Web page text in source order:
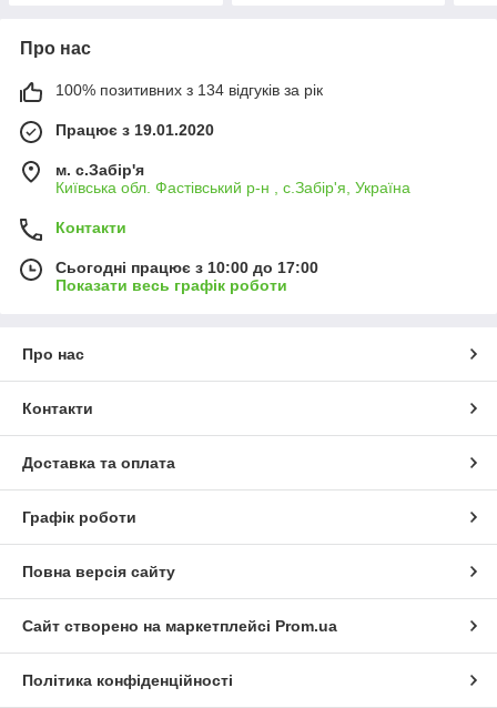
Про нас
100% позитивних з 134 відгуків за рік
Працює з 19.01.2020
м. с.Забір'я
Київська обл. Фастівський р-н , с.Забір'я, Україна
Контакти
Сьогодні працює з 10:00 до 17:00
Показати весь графік роботи
Про нас
Контакти
Доставка та оплата
Графік роботи
Повна версія сайту
Сайт створено на маркетплейсі Prom.ua
Політика конфіденційності